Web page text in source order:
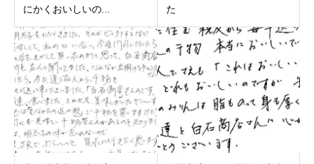
にかくおいしいの...
た